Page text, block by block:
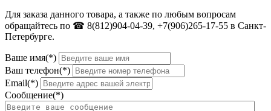
Для заказа данного товара, а также по любым вопросам
обращайтесь по ☎ 8(812)904-04-39, +7(906)265-17-55 в Санкт-
Петербурге.
Ваше имя(*)
Ваш телефон(*)
Email(*)
Сообщение(*)